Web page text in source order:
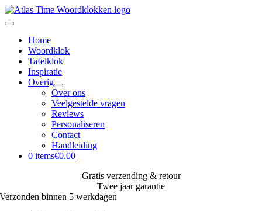
Ga
naar
Toggle
NavigationHome
Woordklok
Tafelklok
Inspiratie
Overig
Over ons
Veelgestelde vragen
Reviews
Personaliseren
Contact
Handleiding
0 items€0.00
Gratis verzending & retour
Twee jaar garantie
Verzonden binnen 5 werkdagen